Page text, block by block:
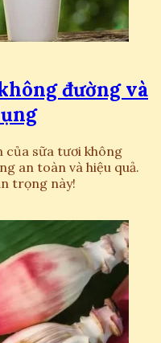
đường và
của sữa tươi không
an toàn và hiệu quả.
trọng này!